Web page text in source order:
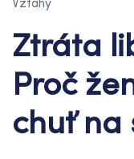
Ztráta
Proč
chuť na